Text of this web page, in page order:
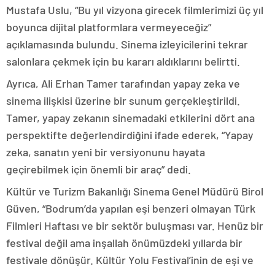
Mustafa Uslu, “Bu yıl vizyona girecek filmlerimizi üç yıl
boyunca dijital platformlara vermeyeceğiz”
açıklamasında bulundu. Sinema izleyicilerini tekrar
salonlara çekmek için bu kararı aldıklarını belirtti.
Ayrıca, Ali Erhan Tamer tarafından yapay zeka ve
sinema ilişkisi üzerine bir sunum gerçekleştirildi.
Tamer, yapay zekanın sinemadaki etkilerini dört ana
perspektifte değerlendirdiğini ifade ederek, “Yapay
zeka, sanatın yeni bir versiyonunu hayata
geçirebilmek için önemli bir araç” dedi.
Kültür ve Turizm Bakanlığı Sinema Genel Müdürü Birol
Güven, “Bodrum’da yapılan eşi benzeri olmayan Türk
Filmleri Haftası ve bir sektör buluşması var. Henüz bir
festival değil ama inşallah önümüzdeki yıllarda bir
festivale dönüşür. Kültür Yolu Festival’inin de eşi ve